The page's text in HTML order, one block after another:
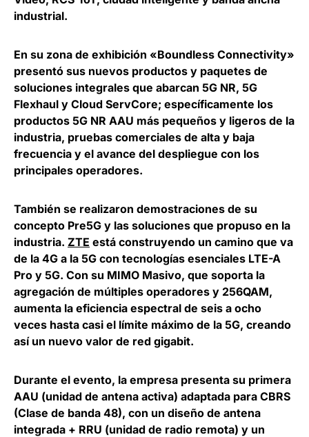
industrial.
En su zona de exhibición «Boundless Connectivity»
presentó sus nuevos productos y paquetes de
soluciones integrales que abarcan 5G NR, 5G
Flexhaul y Cloud ServCore; específicamente los
productos 5G NR AAU más pequeños y ligeros de la
industria, pruebas comerciales de alta y baja
frecuencia y el avance del despliegue con los
principales operadores.
También se realizaron demostraciones de su
concepto Pre5G y las soluciones que propuso en la
industria. ZTE está construyendo un camino que va
de la 4G a la 5G con tecnologías esenciales LTE-A
Pro y 5G. Con su MIMO Masivo, que soporta la
agregación de múltiples operadores y 256QAM,
aumenta la eficiencia espectral de seis a ocho
veces hasta casi el límite máximo de la 5G, creando
así un nuevo valor de red gigabit.
Durante el evento, la empresa presenta su primera
AAU (unidad de antena activa) adaptada para CBRS
(Clase de banda 48), con un diseño de antena
integrada + RRU (unidad de radio remota) y un